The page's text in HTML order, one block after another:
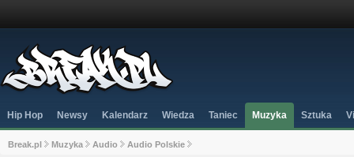
Hip Hop Newsy Kalendarz Wiedza Taniec Muzyka Sztuka
Break.pl Muzyka Audio Audio Polskie